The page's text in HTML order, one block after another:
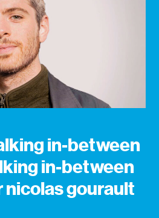
in-between
in-between
nicolas gourault